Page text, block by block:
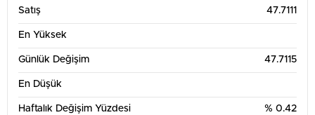
Satış 47.7111
En Yüksek
Günlük Değişim 47.7115
En Düşük
Haftalık Değişim Yüzdesi % 0.42